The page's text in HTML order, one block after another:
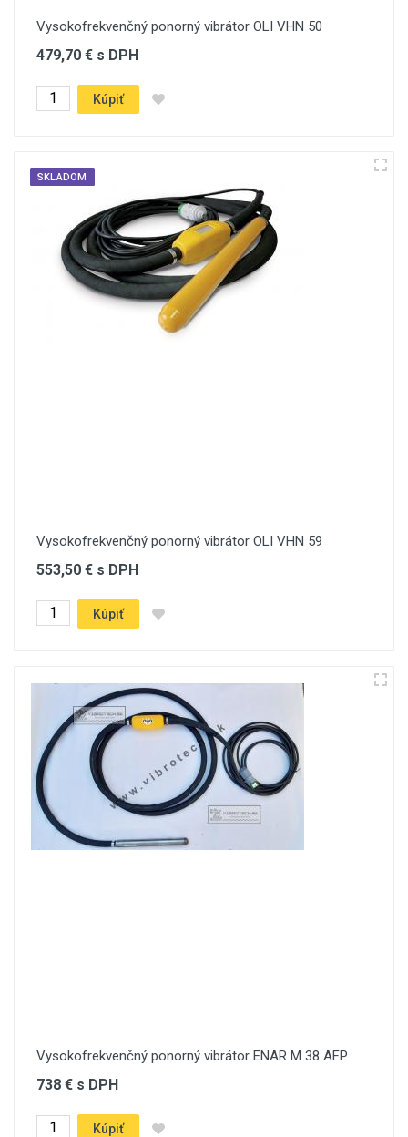
Vysokofrekvenčný ponorný vibrátor OLI VHN 50
479,70 € s DPH
Kúpiť
SKLADOM
Vysokofrekvenčný ponorný vibrátor OLI VHN 59
553,50 € s DPH
Kúpiť
Vysokofrekvenčný ponorný vibrátor ENAR M 38 AFP
738 € s DPH
Kúpiť